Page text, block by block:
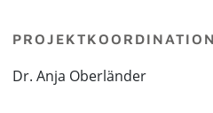
PROJEKTKOORDINATION
Dr. Anja Oberländer